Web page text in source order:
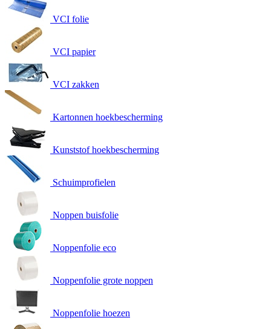
VCI folie
VCI papier
VCI zakken
Kartonnen hoekbescherming
Kunststof hoekbescherming
Schuimprofielen
Noppen buisfolie
Noppenfolie eco
Noppenfolie grote noppen
Noppenfolie hoezen